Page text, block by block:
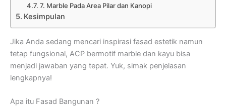
7. Marble Pada Area Pilar dan Kanopi
Kesimpulan
Jika Anda sedang mencari inspirasi fasad estetik namun
tetap fungsional, ACP bermotif marble dan kayu bisa
menjadi jawaban yang tepat. Yuk, simak penjelasan
lengkapnya!
Apa itu Fasad Bangunan ?